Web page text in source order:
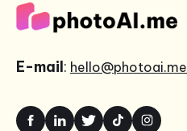
E-mail: hello@photoai.me